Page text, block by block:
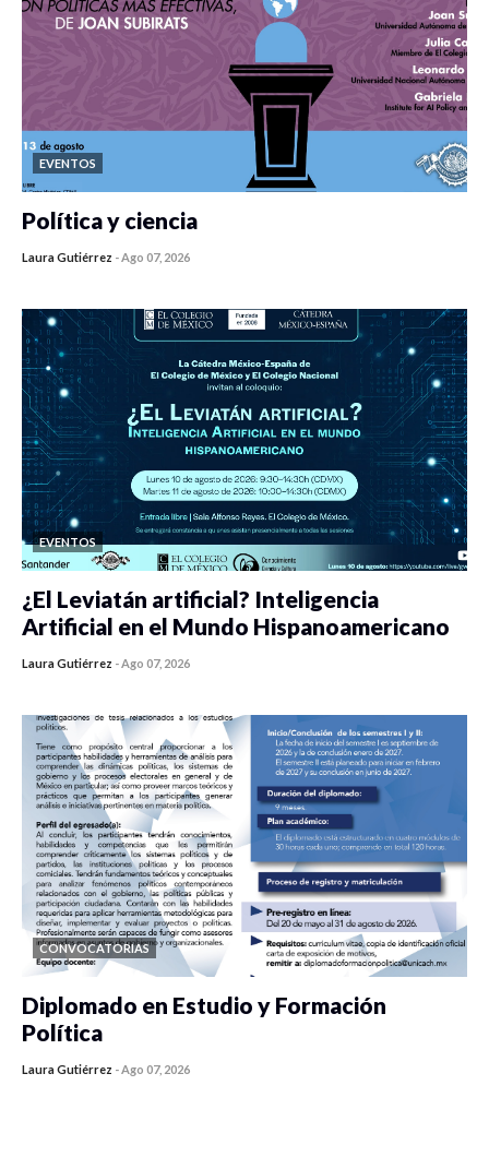
EVENTOS
Política y ciencia
Laura Gutiérrez -Ago 07, 2026
EVENTOS
¿El Leviatán artificial? Inteligencia
Artificial en el Mundo Hispanoamericano
Laura Gutiérrez -Ago 07, 2026
CONVOCATORIAS
Diplomado en Estudio y Formación
Política
Laura Gutiérrez -Ago 07, 2026